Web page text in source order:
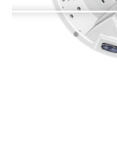
Kakve kolačiće
stranica i zašto
Privremeni kolačići
privremeni kolačići
brišu) kada
(stvari koje morate